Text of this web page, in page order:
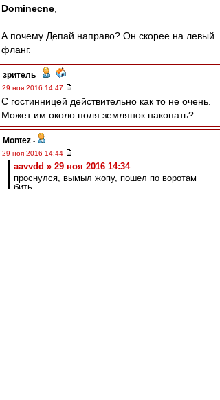
Dominecne
А почему Депай направо? Он скорее на левый
фланг.
зpитель -
29 ноя 2016 14:47
С гостинницей действительно как то не очень.
Может им около поля землянок накопать?
Montez -
29 ноя 2016 14:44
aavvdd » 29 ноя 2016 14:34
проснулся, вымыл жопу, пошел по воротам
бить